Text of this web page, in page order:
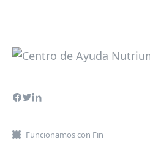
Funcionamos con Fin